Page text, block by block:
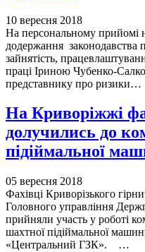
10 вересня 2018
На персональному прийомі
додержання законодавства
зайнятість,
праці Іриною Чубенко-Салко
представнику про ризики…
На Криворіжжі
долучились до
підіймальної
05 вересня 2018
Фахівці Криворізького
Головного управління
прийняли участь у роботі
шахтної підіймальної
«Центральний ГЗК». …